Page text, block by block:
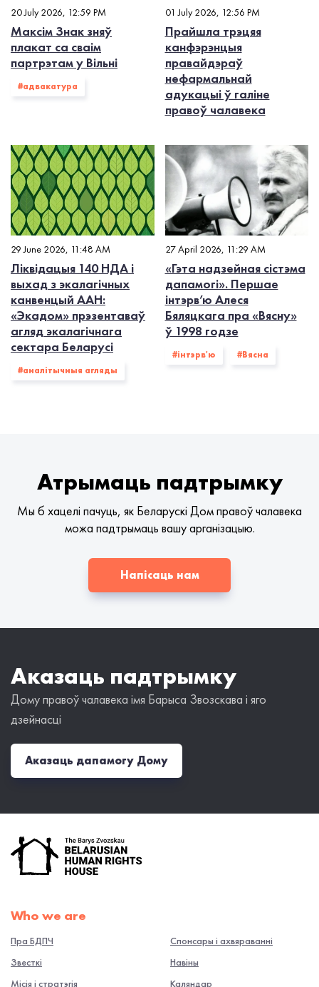
20 July 2026, 12:59 PM
Максім Знак зняў
плакат са сваім
партрэтам у Вільні
#адвакатура
01 July 2026, 12:56 PM
Прайшла трэцяя
канфэрэнцыя
правайдэраў
нефармальнай
адукацыі ў галіне
правоў чалавека
29 June 2026, 11:48 AM
Ліквідацыя 140 НДА і
выхад з экалагiчных
канвенцый ААН:
«Экадом» прэзентаваў
агляд экалагічнага
сектара Беларусі
#аналітычныя агляды
27 April 2026, 11:29 AM
«Гэта надзейная сістэма
дапамогі». Першае
інтэрв’ю Алеся
Бяляцкага пра «Вясну»
ў 1998 годзе
#інтэрв'ю #Вясна
Атрымаць падтрымку
Мы б хацелі пачуць, як Беларускі Дом правоў чалавека
можа падтрымаць вашу арганізацыю.
Напісаць нам
Аказаць падтрымку
Дому правоў чалавека імя Барыса Звозскава і яго
дзейнасці
Аказаць дапамогу Дому
Who we are
Пра БДПЧ
Звесткі
Місія і стратэгія
Спонсары і ахвяраванні
Навiны
Каляндар